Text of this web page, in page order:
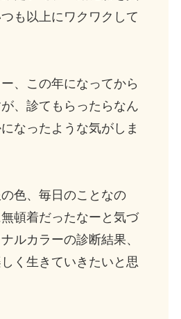
も以上にワクワクして
、この年になってから
、診てもらったらなん
なったような気がしま
の色、毎日のことなの
頓着だったなーと気づ
ルカラーの診断結果、
く生きていきたいと思